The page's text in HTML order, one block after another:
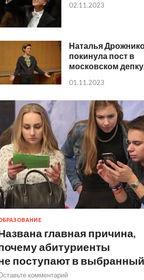
02.11.2023
Наталья
покинула пост в
московском
01.11.2023
главная причина,
абитуриенты
поступают в
комментарий